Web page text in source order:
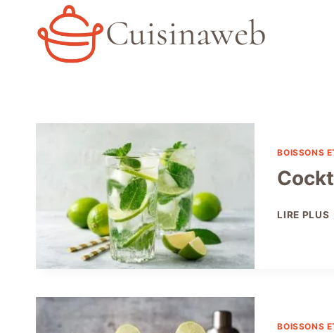
contenu
Cuisinaweb
BOISSONS
LIRE PLUS
BOISSONS